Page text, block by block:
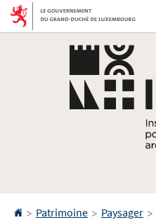
Aller
Aller
Accueil
> Patrimoine > Paysager >